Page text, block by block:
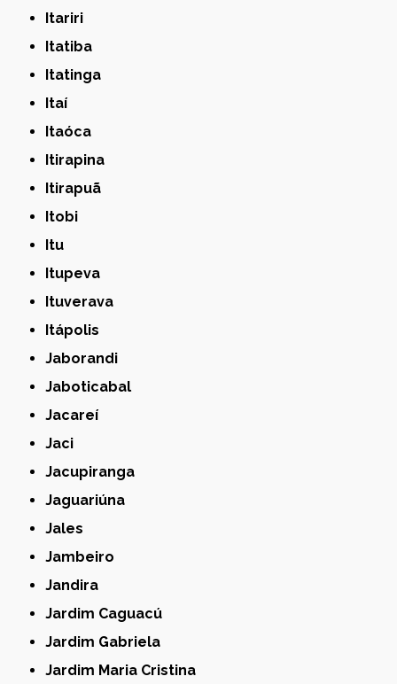
Itariri
Itatiba
Itatinga
Itaí
Itaóca
Itirapina
Itirapuã
Itobi
Itu
Itupeva
Ituverava
Itápolis
Jaborandi
Jaboticabal
Jacareí
Jaci
Jacupiranga
Jaguariúna
Jales
Jambeiro
Jandira
Jardim Caguacú
Jardim Gabriela
Jardim Maria Cristina